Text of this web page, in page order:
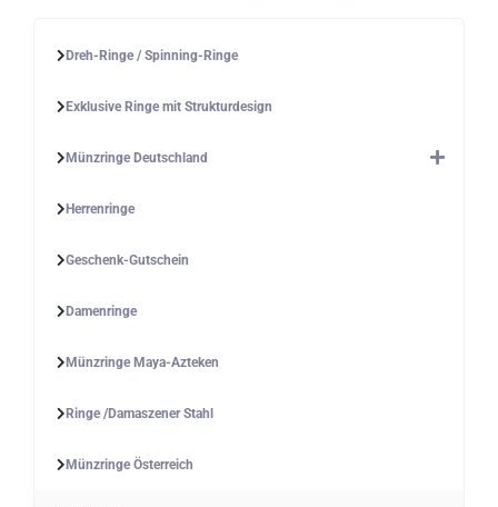
Dreh-Ringe / Spinning-Ringe
Exklusive Ringe mit Strukturdesign
Münzringe Deutschland
Herrenringe
Geschenk-Gutschein
Damenringe
Münzringe Maya-Azteken
Ringe /Damaszener Stahl
Münzringe Österreich